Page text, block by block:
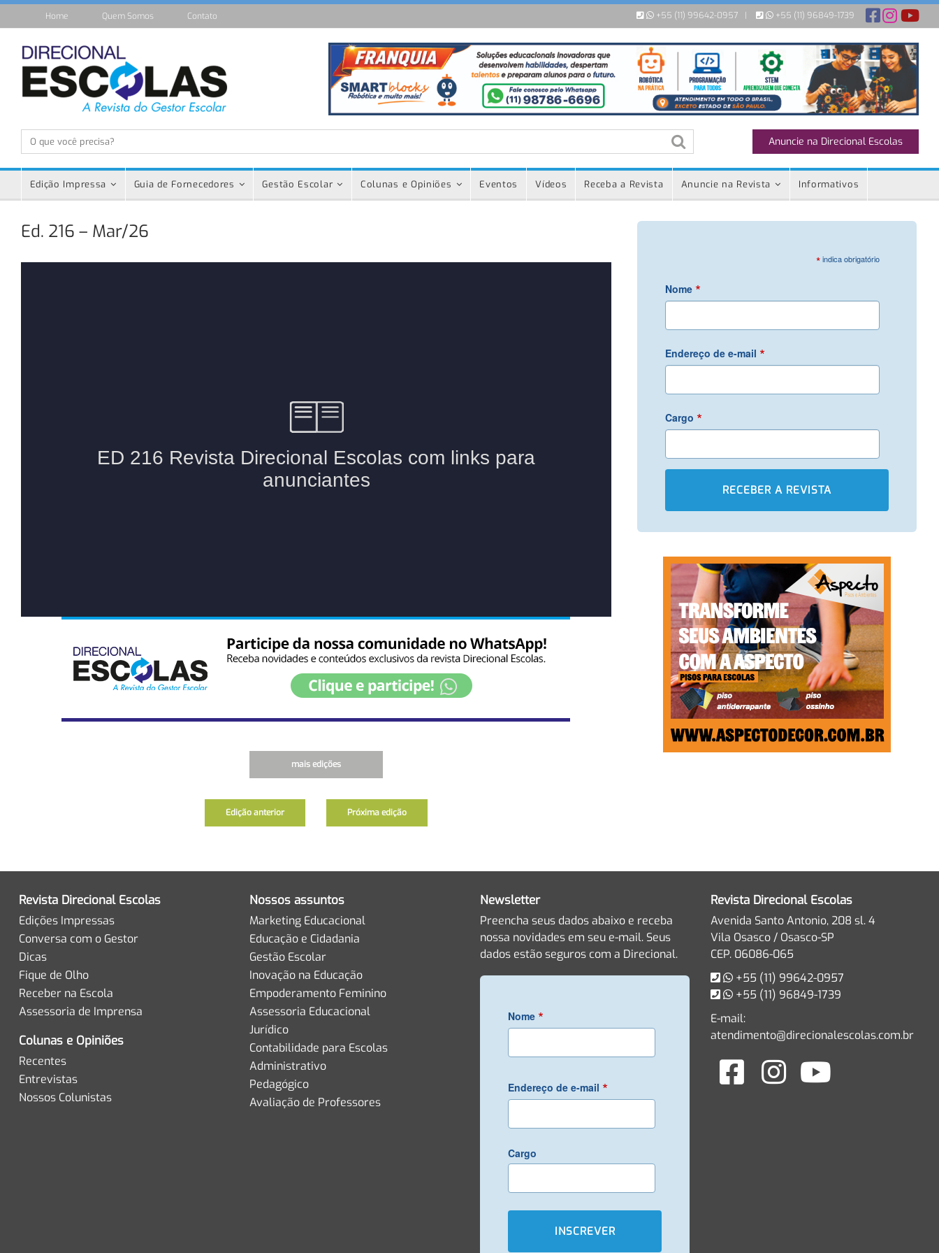
+55 (11) 99642-0957 | +55 (11) 96849-1739
Home Quem Somos Contato
Anuncie na Direcional Escolas
Edição Impressa Guia de Fornecedores Gestão Escolar Colunas e Opiniões Eventos Vídeos Receba a Revista Anuncie na Revista Informativos
Ed. 216 – Mar/26
mais edições
Edição anterior Próxima edição
*indica obrigatório
Nome *
Endereço de e-mail *
Cargo *
Revista Direcional Escolas
Edições Impressas
Conversa com o Gestor
Dicas
Fique de Olho
Receber na Escola
Assessoria de Imprensa
Colunas e Opiniões
Recentes
Entrevistas
Nossos Colunistas
Nossos assuntos
Marketing Educacional
Educação e Cidadania
Gestão Escolar
Inovação na Educação
Empoderamento Feminino
Assessoria Educacional
Jurídico
Contabilidade para Escolas
Administrativo
Pedagógico
Avaliação de Professores
Newsletter
Preencha seus dados abaixo e receba
nossa novidades em seu e-mail. Seus
dados estão seguros com a Direcional.
Nome *
Endereço de e-mail *
Cargo
Revista Direcional Escolas
Avenida Santo Antonio, 208 sl. 4
Vila Osasco / Osasco-SP
CEP. 06086-065
+55 (11) 99642-0957
+55 (11) 96849-1739
E-mail:
atendimento@direcionalescolas.com.br